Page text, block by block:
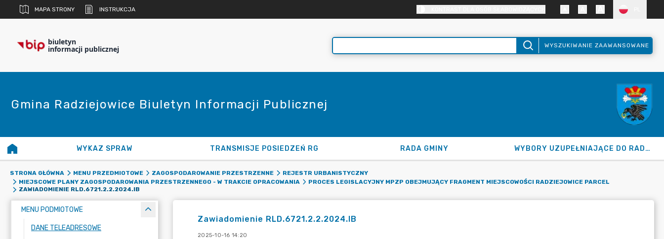
MAPA STRONY INSTRUKCJA
biuletyn
informacji publicznej WYSZUKIWANIE ZAAWANSOWANE
Gmina Radziejowice Biuletyn Informacji Publicznej
WYKAZ SPRAW TRANSMISJE POSIEDZEŃ RG RADA GMINY WYBORY UZUPEŁNIAJĄCE DO RADY GMINY 2026
STRONA GŁÓWNA MENU PRZEDMIOTOWE ZAGOSPODAROWANIE PRZESTRZENNE
REJESTR URBANISTYCZNY
MIEJSCOWE PLANY ZAGOSPODAROWANIA PRZESTRZENNEGO - W TRAKCIE OPRACOWANIA
PROCES LEGISLACYJNY MPZP OBEJMUJĄCY FRAGMENT MIEJSCOWOŚCI RADZIEJOWICE PARCEL
ZAWIADOMIENIE RLD.6721.2.2.2024.IB
MENU PODMIOTOWE
DANE TELEADRESOWE
Zawiadomienie RLD.6721.2.2.2024.IB
2025-10-16 14:20